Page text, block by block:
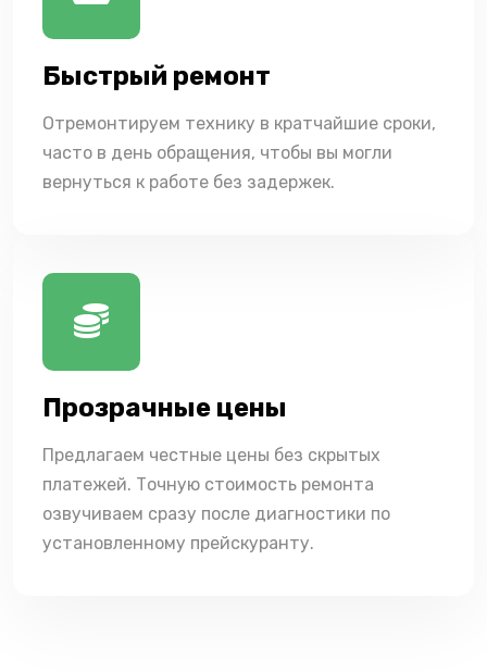
Быстрый ремонт
Отремонтируем технику в кратчайшие сроки,
часто в день обращения, чтобы вы могли
вернуться к работе без задержек.
Прозрачные цены
Предлагаем честные цены без скрытых
платежей. Точную стоимость ремонта
озвучиваем сразу после диагностики по
установленному прейскуранту.